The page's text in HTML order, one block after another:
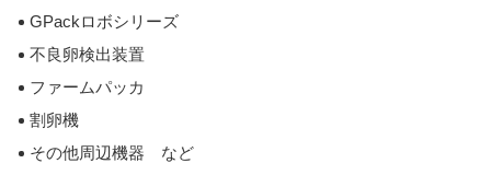
GPackロボシリーズ
不良卵検出装置
ファームパッカ
割卵機
その他周辺機器 など